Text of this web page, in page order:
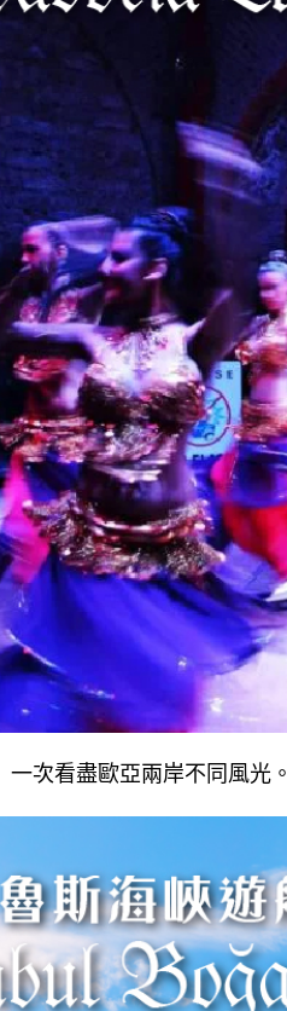
一次看盡歐亞兩岸不同風光。